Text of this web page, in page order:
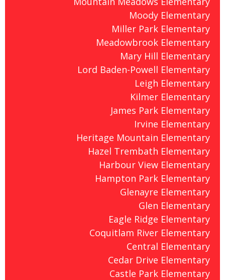
Moody Elementary
Miller Park Elementary
Meadowbrook Elementary
Mary Hill Elementary
Lord Baden-Powell Elementary
Leigh Elementary
Kilmer Elementary
James Park Elementary
Irvine Elementary
Heritage Mountain Elementary
Hazel Trembath Elementary
Harbour View Elementary
Hampton Park Elementary
Glenayre Elementary
Glen Elementary
Eagle Ridge Elementary
Coquitlam River Elementary
Central Elementary
Cedar Drive Elementary
Castle Park Elementary